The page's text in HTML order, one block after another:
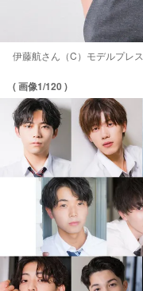
伊藤航さん（C）モデルプレス
( 画像1/120 )